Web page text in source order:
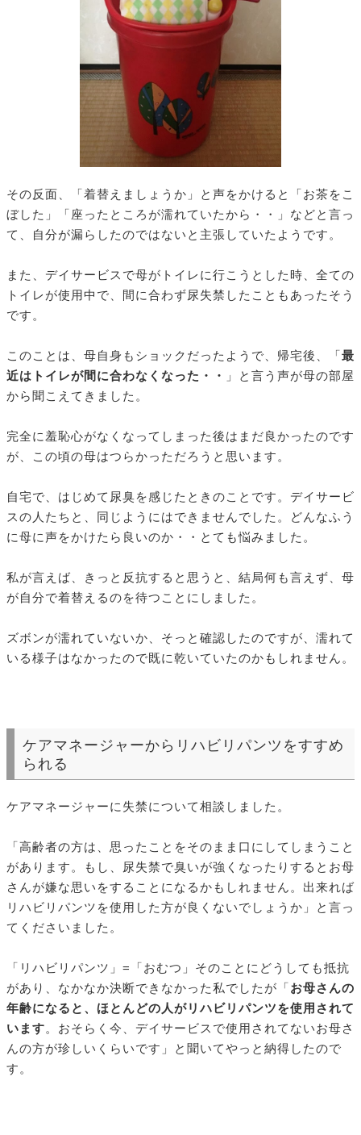
その反面、「着替えましょうか」と声をかけると「お茶をこ
ぼした」「座ったところが濡れていたから・・」などと言っ
て、自分が漏らしたのではないと主張していたようです。
また、デイサービスで母がトイレに行こうとした時、全ての
トイレが使用中で、間に合わず尿失禁したこともあったそう
です。
このことは、母自身もショックだったようで、帰宅後、「最
近はトイレが間に合わなくなった・・
」と言う声が母の部屋
から聞こえてきました。
完全に羞恥心がなくなってしまった後はまだ良かったのです
が、この頃の母はつらかっただろうと思います。
自宅で、はじめて尿臭を感じたときのことです。デイサービ
スの人たちと、同じようにはできませんでした。どんなふう
に母に声をかけたら良いのか・・とても悩みました。
私が言えば、きっと反抗すると思うと、結局何も言えず、母
が自分で着替えるのを待つことにしました。
ズボンが濡れていないか、そっと確認したのですが、濡れて
いる様子はなかったので既に乾いていたのかもしれません。
ケアマネージャーからリハビリパンツをすすめ
られる
ケアマネージャーに失禁について相談しました。
「高齢者の方は、思ったことをそのまま口にしてしまうこと
があります。もし、尿失禁で臭いが強くなったりするとお母
さんが嫌な思いをすることになるかもしれません。出来れば
リハビリパンツを使用した方が良くないでしょうか」と言っ
てくださいました。
「リハビリパンツ」=「おむつ」そのことにどうしても抵抗
があり、なかなか決断できなかった私でしたが「お母さんの
年齢になると、ほとんどの人がリハビリパンツを使用されて
います。おそらく今、デイサービスで使用されてないお母さ
んの方が珍しいくらいです」と聞いてやっと納得したので
す。